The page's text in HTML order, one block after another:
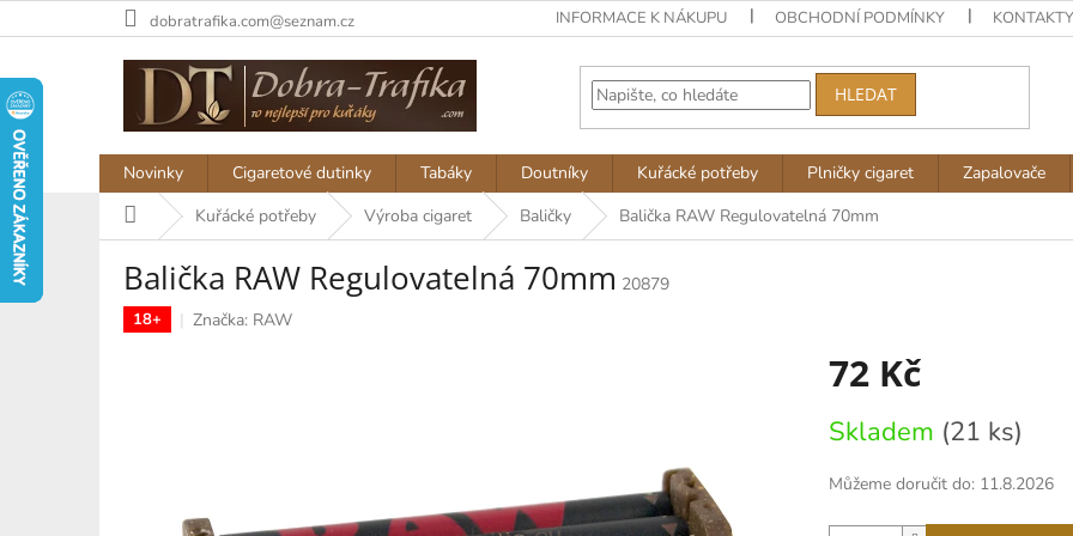
na
dobratrafika.com@seznam.cz INFORMACE K NÁKUPU OBCHODNÍ PODMÍNKY KONTAKTY
HLEDAT
Novinky Cigaretové dutinky Tabáky Doutníky Kuřácké potřeby Plničky cigaret Zapalovače
Domů Kuřácké potřeby Výroba cigaret Baličky Balička RAW Regulovatelná 70mm
Balička RAW Regulovatelná 70mm 20879
18+ Značka: RAW
72 Kč
cena:
Skladem (21 ks)
Můžeme doručit do: 11.8.2026